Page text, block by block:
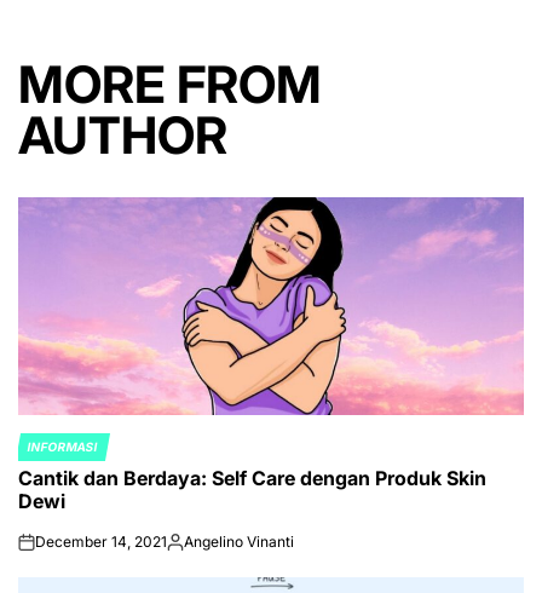
MORE FROM
AUTHOR
POSTED
IN
INFORMASI
Cantik dan Berdaya: Self Care dengan Produk Skin
Dewi
onDecember 14, 2021Posted
Angelino Vinanti